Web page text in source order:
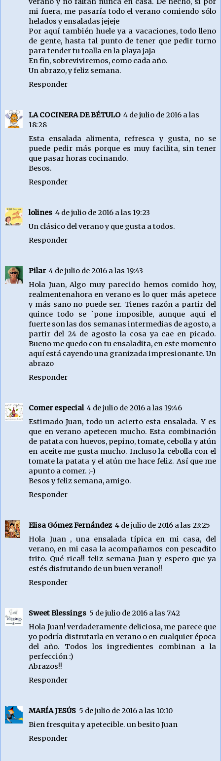
mi fuera, me pasaría todo el verano comiendo sólo
helados y ensaladas jejeje
Por aquí también huele ya a vacaciones, todo lleno
de gente, hasta tal punto de tener que pedir turno
para tender tu toalla en la playa jaja
En fin, sobreviviremos, como cada año.
Un abrazo, y feliz semana.
Responder
LA COCINERA DE BÉTULO 4 de julio de 2016 a las
18:28
Esta ensalada alimenta, refresca y gusta, no se
puede pedir más porque es muy facilita, sin tener
que pasar horas cocinando.
Besos.
Responder
lolines 4 de julio de 2016 a las 19:23
Un clásico del verano y que gusta a todos.
Responder
Pilar 4 de julio de 2016 a las 19:43
Hola Juan, Algo muy parecido hemos comido hoy,
realmentenahora en verano es lo quer más apetece
y más sano no puede ser. Tienes razón a partir del
quince todo se `pone imposible, aunque aqui el
fuerte son las dos semanas intermedias de agosto, a
partir del 24 de agosto la cosa ya cae en picado.
Bueno me quedo con tu ensaladita, en este momento
aquí está cayendo una granizada impresionante. Un
abrazo
Responder
Comer especial 4 de julio de 2016 a las 19:46
Estimado Juan, todo un acierto esta ensalada. Y es
que en verano apetecen mucho. Esta combinación
de patata con huevos, pepino, tomate, cebolla y atún
en aceite me gusta mucho. Incluso la cebolla con el
tomate la patata y el atún me hace feliz. Así que me
apunto a comer. ;-)
Besos y feliz semana, amigo.
Responder
Elisa Gómez Fernández 4 de julio de 2016 a las 23:25
Hola Juan , una ensalada típica en mi casa, del
verano, en mi casa la acompañamos con pescadito
frito. Qué rica!! feliz semana Juan y espero que ya
estés disfrutando de un buen verano!!
Responder
Sweet Blessings 5 de julio de 2016 a las 7:42
Hola Juan! verdaderamente deliciosa, me parece que
yo podría disfrutarla en verano o en cualquier época
del año. Todos los ingredientes combinan a la
perfección :)
Abrazos!!
Responder
MARÍA JESÚS 5 de julio de 2016 a las 10:10
Bien fresquita y apetecible. un besito Juan
Responder